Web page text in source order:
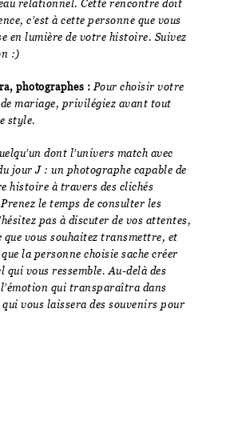
relationnel. Cette rencontre doit
c’est à cette personne que vous
en lumière de votre histoire. Suivez
:)
photographes : Pour choisir votre
mariage, privilégiez avant tout
style.
dont l’univers match avec
jour J : un photographe capable de
histoire à travers des clichés
le temps de consulter les
pas à discuter de vos attentes,
que vous souhaitez transmettre, et
la personne choisie sache créer
qui vous ressemble. Au-delà des
l’émotion qui transparaîtra dans
qui vous laissera des souvenirs pour